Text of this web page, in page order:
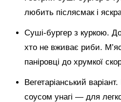
любить післясмак і
Суші-бургер з куркою.
хто не вживає риби.
паніровці до хрумкої
Вегетаріанський
соусом унагі — для